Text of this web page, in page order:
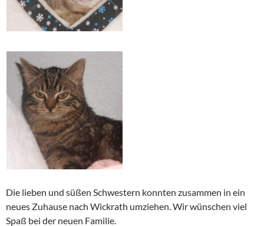
Die lieben und süßen Schwestern konnten zusammen in ein
neues Zuhause nach Wickrath umziehen. Wir wünschen viel
Spaß bei der neuen Familie.